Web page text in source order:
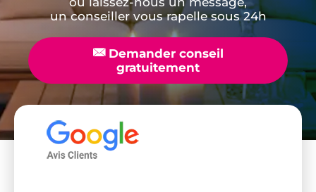
un conseiller vous rapelle sous 24h
📧Demander conseil
gratuitement